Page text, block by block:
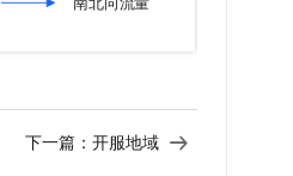
下一篇： 开服地域